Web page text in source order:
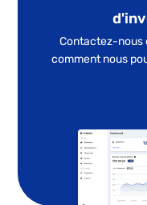
Contactez-nous
comment nous